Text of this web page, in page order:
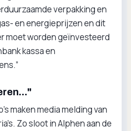
verpakking en
en energieprijzen en dit
moet worden geïnvesteerd
kassa en
maken media melding van
Zo sloot in Alphen aan de